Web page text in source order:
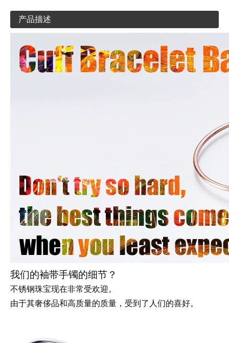
产品描述
我们的袖带手镯的细节？
不锈钢珠宝现在非常受欢迎。
由于其奢侈品和高质量的质量，受到了人们的喜好。